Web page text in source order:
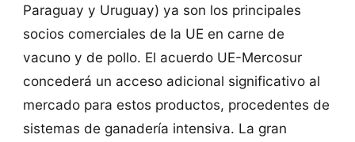
Paraguay y Uruguay) ya son los principales
socios comerciales de la UE en carne de
vacuno y de pollo. El acuerdo UE-Mercosur
concederá un acceso adicional significativo al
mercado para estos productos, procedentes de
sistemas de ganadería intensiva. La gran